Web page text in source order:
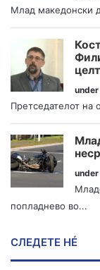
Млад македонски
under
Претседателот на
under
попладнево во...
СЛЕДЕТЕ НÉ